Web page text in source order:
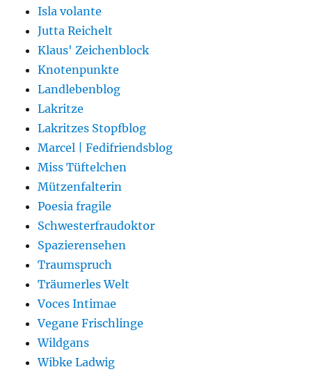
Isla volante
Jutta Reichelt
Klaus' Zeichenblock
Knotenpunkte
Landlebenblog
Lakritze
Lakritzes Stopfblog
Marcel | Fedifriendsblog
Miss Tüftelchen
Mützenfalterin
Poesia fragile
Schwesterfraudoktor
Spazierensehen
Traumspruch
Träumerles Welt
Voces Intimae
Vegane Frischlinge
Wildgans
Wibke Ladwig